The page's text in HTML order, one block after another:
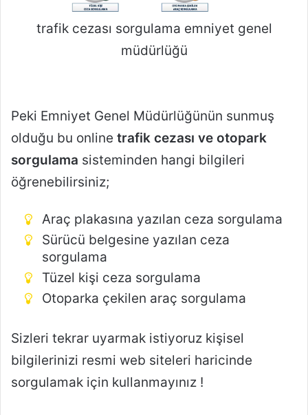
trafik cezası sorgulama emniyet genel
müdürlüğü
Peki Emniyet Genel Müdürlüğünün sunmuş
olduğu bu online trafik cezası ve otopark
sorgulama sisteminden hangi bilgileri
öğrenebilirsiniz;
Araç plakasına yazılan ceza sorgulama
Sürücü belgesine yazılan ceza
sorgulama
Tüzel kişi ceza sorgulama
Otoparka çekilen araç sorgulama
Sizleri tekrar uyarmak istiyoruz kişisel
bilgilerinizi resmi web siteleri haricinde
sorgulamak için kullanmayınız !